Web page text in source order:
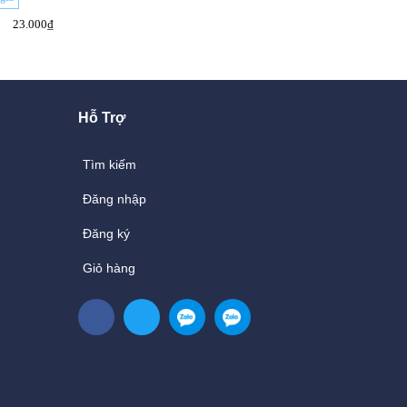
23.000₫
Hỗ Trợ
Tìm kiếm
Đăng nhập
Đăng ký
Giỏ hàng